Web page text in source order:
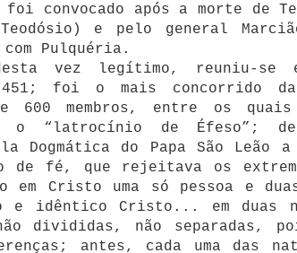
convocado após a morte de
e pelo general
Pulquéria.
vez legítimo, reuniu-se
451; foi o mais concorrido
600 membros, entre os
o “latrocínio de Éfeso”;
Dogmática do Papa São
de fé, que rejeitava os
em Cristo uma só pessoa e
e idêntico Cristo... em duas
divididas, não separadas,
antes, cada uma das